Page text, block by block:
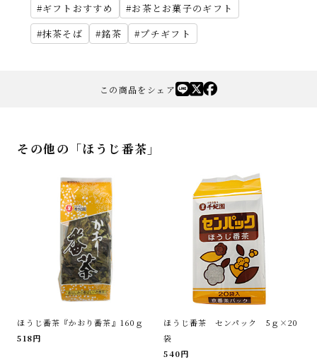
ギフトおすすめ
お茶とお菓子のギフト
抹茶そば
銘茶 プチギフト
この商品をシェア
その他の「ほうじ番茶」
ほうじ番茶『かおり番茶』160ｇ
518円
ほうじ番茶 センパック 5ｇ×20
袋
540円